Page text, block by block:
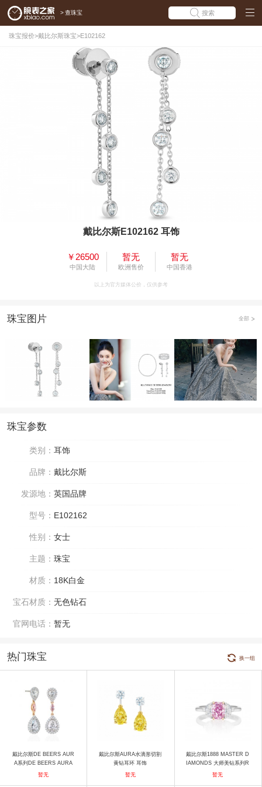
> 查珠宝 搜索
珠宝报价>戴比尔斯珠宝>E102162
戴比尔斯E102162 耳饰
￥26500
中国大陆
暂无
欧洲售价
暂无
中国香港
以上为官方媒体公价，仅供参考
珠宝图片 全部
珠宝参数
类别： 耳饰
品牌： 戴比尔斯
发源地： 英国品牌
型号： E102162
性别： 女士
主题： 珠宝
材质： 18K白金
宝石材质： 无色钻石
官网电话： 暂无
热门珠宝 换一组
戴比尔斯DE BEERS AUR
A系列DE BEERS AURA
耳环 耳饰
暂无
戴比尔斯AURA水滴形切割
黄钻耳环 耳饰
暂无
戴比尔斯1888 MASTER D
IAMONDS 大师美钻系列R
102188-53-FANCYVIVIDP
暂无